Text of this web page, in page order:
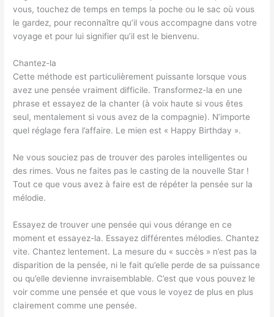
vous, touchez de temps en temps la poche ou le sac où vous
le gardez, pour reconnaître qu’il vous accompagne dans votre
voyage et pour lui signifier qu’il est le bienvenu.
Chantez-la
Cette méthode est particulièrement puissante lorsque vous
avez une pensée vraiment difficile. Transformez-la en une
phrase et essayez de la chanter (à voix haute si vous êtes
seul, mentalement si vous avez de la compagnie). N’importe
quel réglage fera l’affaire. Le mien est « Happy Birthday ».
Ne vous souciez pas de trouver des paroles intelligentes ou
des rimes. Vous ne faites pas le casting de la nouvelle Star !
Tout ce que vous avez à faire est de répéter la pensée sur la
mélodie.
Essayez de trouver une pensée qui vous dérange en ce
moment et essayez-la. Essayez différentes mélodies. Chantez
vite. Chantez lentement. La mesure du « succès » n’est pas la
disparition de la pensée, ni le fait qu’elle perde de sa puissance
ou qu’elle devienne invraisemblable. C’est que vous pouvez le
voir comme une pensée et que vous le voyez de plus en plus
clairement comme une pensée.